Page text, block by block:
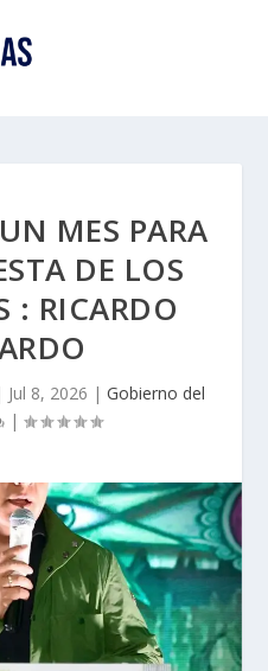
MES PARA
DE LOS
: RICARDO
Jul 8, 2026 | Gobierno del
|